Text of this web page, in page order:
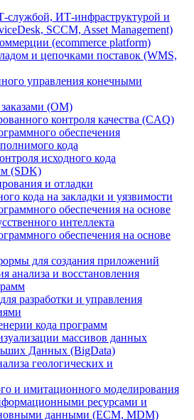
службой, ИТ-инфраструктурой и
SCCM, Asset Management)
(ecommerce platform)
и цепочками поставок (WMS,
управления конечными
(OM)
контроля качества (CAQ)
обеспечения
кода
исходного кода
(SDK)
и отладки
кода на закладки и уязвимости
обеспечения на основе
интеллекта
обеспечения на основе
для создания приложений
анализа и восстановления
разработки и управления
кода программ
массивов данных
Данных (BigData)
геологических и
и имитационного моделирования
ресурсами и
данными (ECM, MDM)